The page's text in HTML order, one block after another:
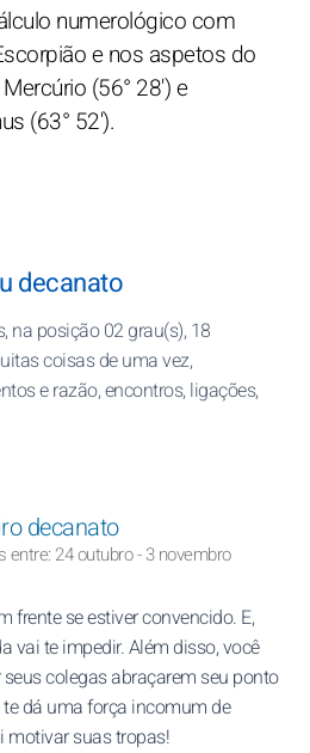
numerológico com
e nos aspetos do
(56° 28') e
(63° 52').
decanato
na posição 02 grau(s), 18
coisas de uma vez,
e razão, encontros, ligações,
decanato
entre: 24 outubro - 3 novembro
frente se estiver convencido. E,
vai te impedir. Além disso, você
colegas abraçarem seu ponto
dá uma força incomum de
motivar suas tropas!